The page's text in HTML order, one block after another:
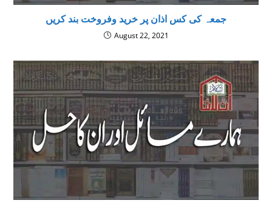
جمعہ کی کس اذان پر خرید وفروخت بند کریں
August 22, 2021